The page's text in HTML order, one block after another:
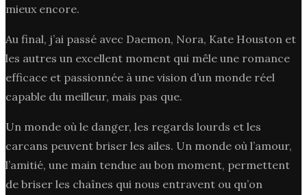
mieux encore.
Au final, j’ai passé avec Daemon, Nora, Kate Houston et
les autres un excellent moment qui mêle une romance
efficace et passionnée à une vision d’un monde réel
capable du meilleur, mais pas que.
Un monde où le danger, les regards lourds et les
carcans peuvent briser les ailes. Un monde où l’amour,
l’amitié, une main tendue au bon moment, permettent
de briser les chaînes qui nous entravent ou qu’on